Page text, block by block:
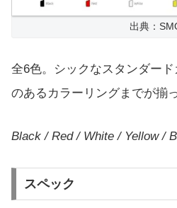
出典：
全6色。シックなスタンダー
のあるカラーリングまでが揃
Black / Red / White / Yellow /
スペック